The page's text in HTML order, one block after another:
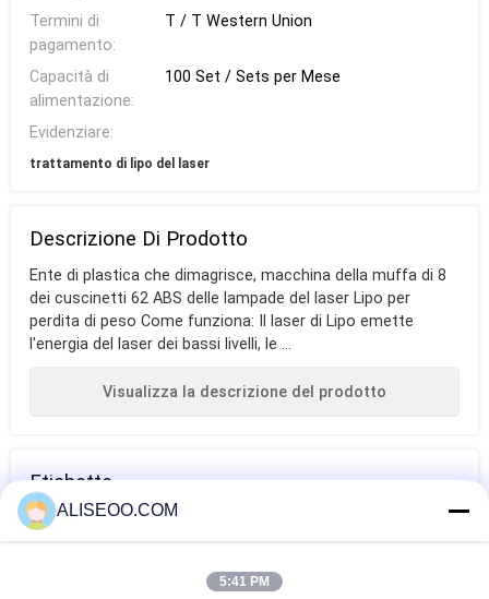
Termini di
pagamento:
T / T Western Union
Capacità di
alimentazione:
100 Set / Sets per Mese
Evidenziare:
trattamento di lipo del laser
Descrizione Di Prodotto
Ente di plastica che dimagrisce, macchina della muffa di 8
dei cuscinetti 62 ABS delle lampade del laser Lipo per
perdita di peso Come funziona: Il laser di Lipo emette
l'energia del laser dei bassi livelli, le ...
Visualizza la descrizione del prodotto
Etichette
Perdita di peso
piano di dieta per
perdita di peso
perda il peso
ALISEOO.COM
5:41 PM